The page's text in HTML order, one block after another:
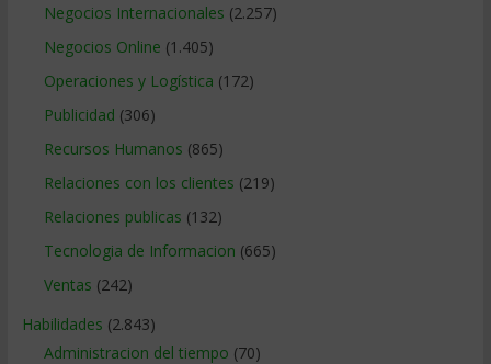
Negocios Internacionales (2.257)
Negocios Online (1.405)
Operaciones y Logística (172)
Publicidad (306)
Recursos Humanos (865)
Relaciones con los clientes (219)
Relaciones publicas (132)
Tecnologia de Informacion (665)
Ventas (242)
Habilidades (2.843)
Administracion del tiempo (70)